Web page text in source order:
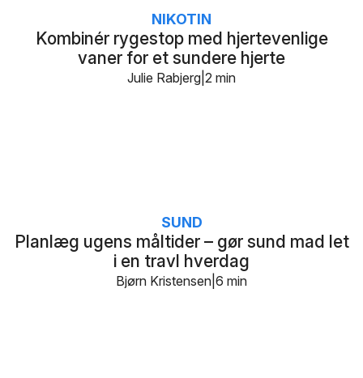
Kombinér rygestop med hjertevenlige
vaner for et sundere hjerte
NIKOTIN
2 min
Julie Rabjerg
Planlæg ugens måltider – gør sund mad let
i en travl hverdag
SUND
6 min
Bjørn Kristensen